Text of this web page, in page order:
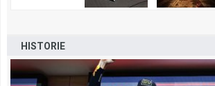
HISTORIE